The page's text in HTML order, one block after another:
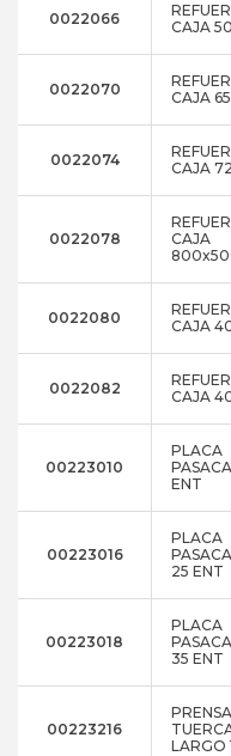
0022066
CAJA
0022070
CAJA
0022074
CAJA
0022078
CAJA
0022080
CAJA
0022082
CAJA
00223010
PLACA
ENT
00223016
PLACA
25 ENT
00223018
PLACA
35 ENT
00223216
LARGO